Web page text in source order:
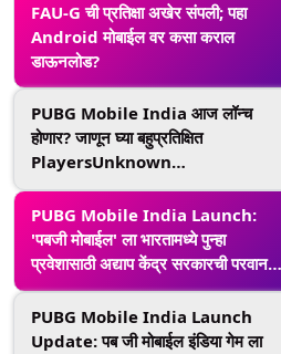
FAU-G ची प्रतिक्षा अखेर संपली; पहा
Android मोबाईल वर कसा कराल
डाऊनलोड?
PUBG Mobile India आज लॉन्च
होणार? जाणून घ्या बहुप्रतिक्षित
PlayersUnknown
Battlegrounds Game कधी येणार
याबाबतचे अपडेट्स
PUBG Mobile India Launch:
'पबजी मोबाईल' ला भारतामध्ये पुन्हा
प्रवेशासाठी अद्याप केंद्र सरकारची परवानगी
नाही, RTI मधून माहिती उघड
PUBG Mobile India Launch
Update: पब जी मोबाईल इंडिया गेम ला